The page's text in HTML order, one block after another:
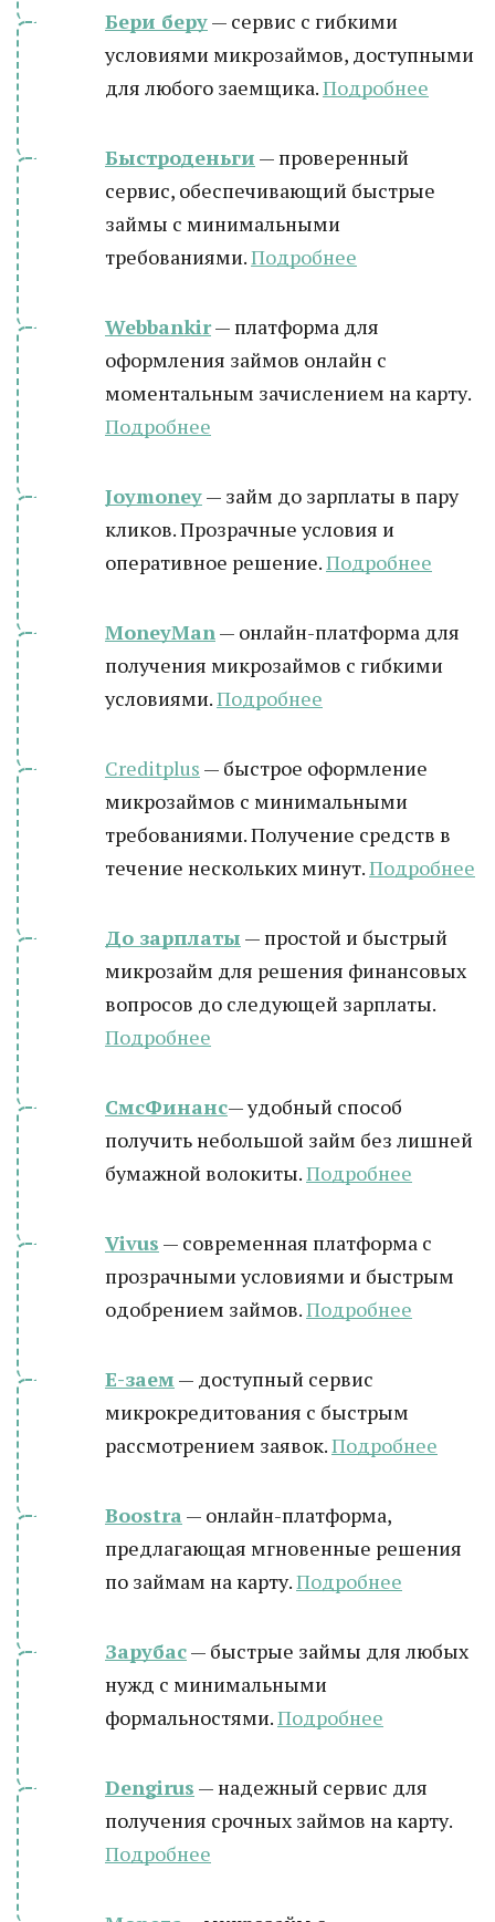
Бери беру— сервис с гибкими
условиями микрозаймов, доступными
для любого заемщика.Подробнее
Быстроденьги — проверенный
сервис, обеспечивающий быстрые
займы с минимальными
требованиями.Подробнее
Webbankir— платформа для
оформления займов онлайн с
моментальным зачислением на карту.
Подробнее
Joymoney— займ до зарплаты в пару
кликов. Прозрачные условия и
оперативное решение.Подробнее
MoneyMan— онлайн-платформа для
получения микрозаймов с гибкими
условиями.Подробнее
Creditplus — быстрое оформление
микрозаймов с минимальными
требованиями. Получение средств в
течение нескольких минут.Подробнее
До зарплаты — простой и быстрый
микрозайм для решения финансовых
вопросов до следующей зарплаты.
Подробнее
СмсФинанс— удобный способ
получить небольшой займ без лишней
бумажной волокиты.Подробнее
Vivus — современная платформа с
прозрачными условиями и быстрым
одобрением займов.Подробнее
Е-заем — доступный сервис
микрокредитования с быстрым
рассмотрением заявок.Подробнее
Boostra — онлайн-платформа,
предлагающая мгновенные решения
по займам на карту.Подробнее
Зарубас— быстрые займы для любых
нужд с минимальными
формальностями.Подробнее
Dengirus — надежный сервис для
получения срочных займов на карту.
Подробнее